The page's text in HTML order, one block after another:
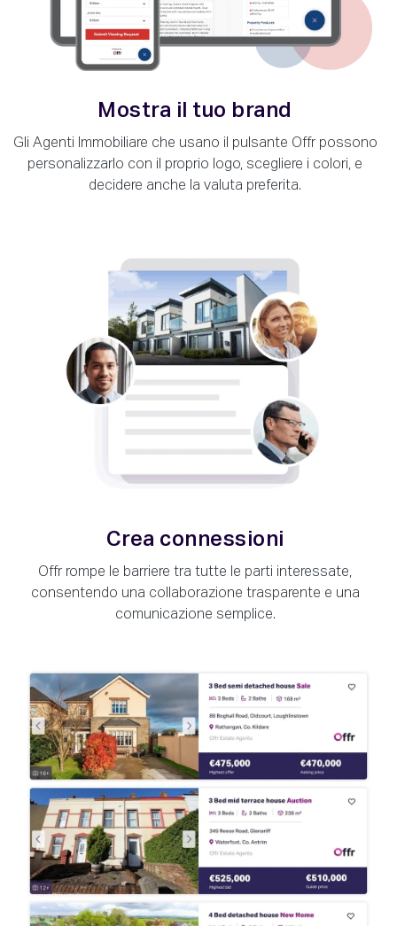
Mostra il tuo brand
Gli Agenti Immobiliare che usano il pulsante Offr possono
personalizzarlo con il proprio logo, scegliere i colori, e
decidere anche la valuta preferita.
Crea connessioni
Offr rompe le barriere tra tutte le parti interessate,
consentendo una collaborazione trasparente e una
comunicazione semplice.